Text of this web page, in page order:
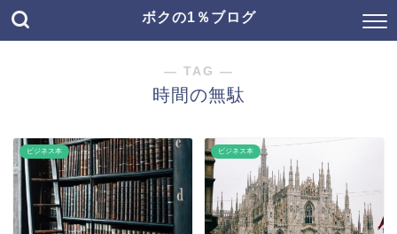
ボクの1％ブログ
― TAG ―
時間の無駄
ビジネス本 ビジネス本